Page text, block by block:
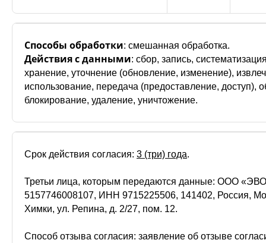
Способы обработки: смешанная обработка.
Действия с данными: сбор, запись,
хранение, уточнение (обновление, изменение),
использование, передача (предоставление, доступ),
блокирование, удаление, уничтожение.
Срок действия согласия: 3 (три) года.
Третьи лица, которым передаются данные: ООО
5157746008107, ИНН 9715225506, 141402, Россия,
Химки, ул. Репина, д. 2/27, пом. 12.
Способ отзыва согласия: заявление об отзыве